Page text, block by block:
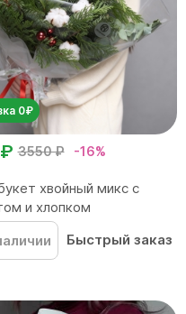
0₽
3550 ₽ -16%
хвойный микс с
и хлопком
Быстрый заказ